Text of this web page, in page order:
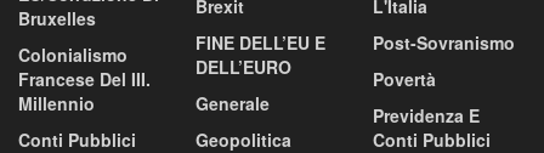
Bruxelles
Colonialismo
Francese Del III.
Millennio
Conti Pubblici
Brexit
FINE DELL’EU E
DELL’EURO
Generale
Geopolitica
L'Italia
Post-Sovranismo
Povertà
Previdenza E
Conti Pubblici